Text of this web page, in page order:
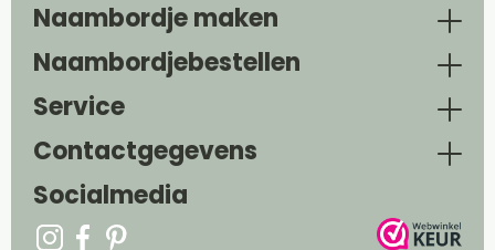
Naambordje maken
Naambordjebestellen
Service
Contactgegevens
Socialmedia